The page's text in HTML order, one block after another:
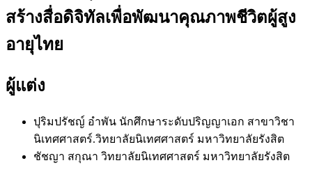
สร้างสื่อดิจิทัลเพื่อพัฒนาคุณภาพชีวิตผู้สูง
อายุไทย
ผู้แต่ง
ปุริมปรัชญ์ อำพัน นักศึกษาระดับปริญญาเอก สาขาวิชา
นิเทศศาสตร์.วิทยาลัยนิเทศศาสตร์ มหาวิทยาลัยรังสิต
ชัชญา สกุณา วิทยาลัยนิเทศศาสตร์ มหาวิทยาลัยรังสิต